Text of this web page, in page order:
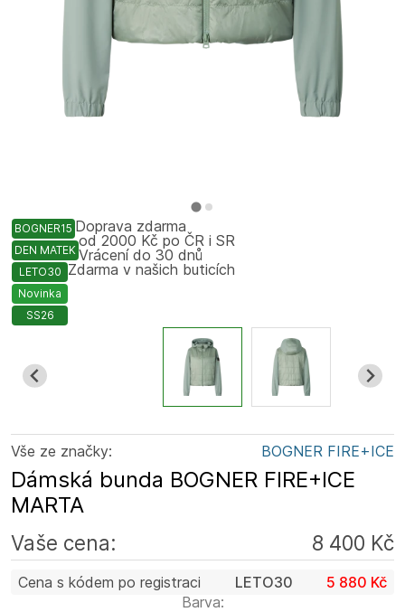
BOGNER15
DEN MATEK
LETO30
Novinka
SS26
Vše ze značky: BOGNER FIRE+ICE
Dámská bunda BOGNER FIRE+ICE
MARTA
Vaše cena: 8 400 Kč
Cena s kódem po registraci LETO30
5 880 Kč
Barva:
Doprava zdarma
od 2000 Kč po ČR i SR
Vrácení do 30 dnů
Zdarma v našich buticích